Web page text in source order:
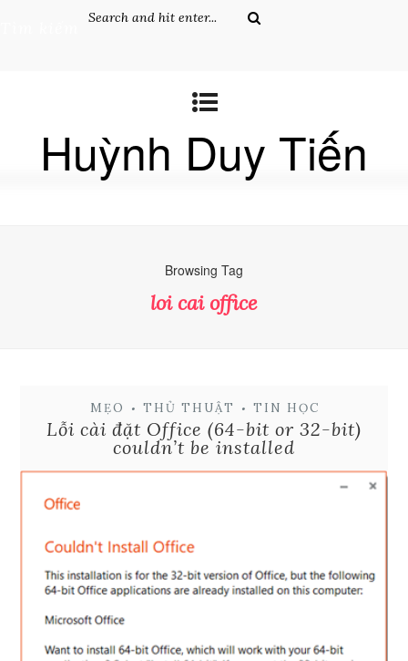
Huỳnh Duy Tiến
Browsing Tag
loi cai office
MẸO • THỦ THUẬT • TIN HỌC
Lỗi cài đặt Office (64-bit or 32-bit)
couldn’t be installed